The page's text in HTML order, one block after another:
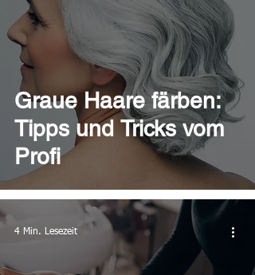
Graue Haare färben:
Tipps und Tricks vom
Profi
4 Min. Lesezeit